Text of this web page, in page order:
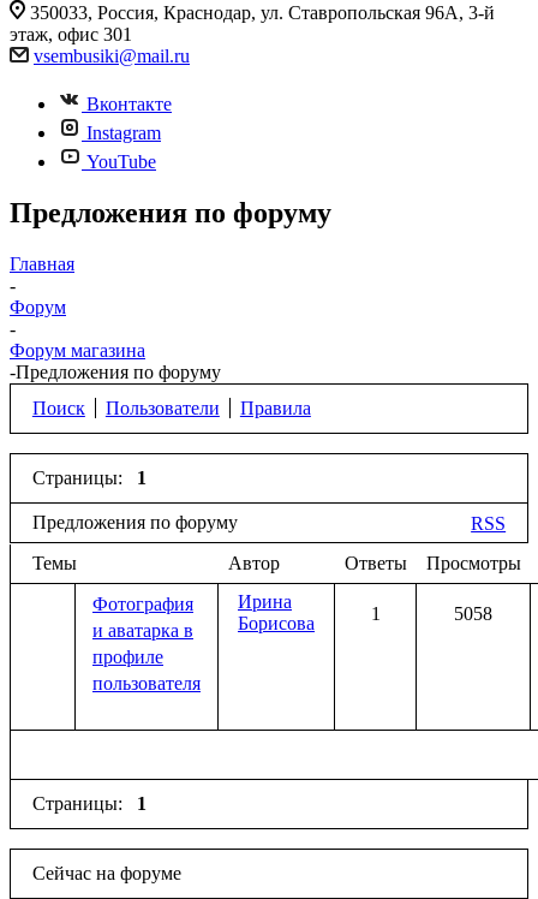
350033, Россия, Краснодар, ул. Ставропольская 96А, 3-й
этаж, офис 301
vsembusiki@mail.ru
Вконтакте
Instagram
YouTube
Предложения по форуму
Главная
-
Форум
-
Форум магазина
-Предложения по форуму
Поиск
Пользователи Правила
Страницы: 1
RSS
Предложения по форуму
Темы
Автор Ответы
Просмотры
Фотография
и аватарка в
профиле
пользователя
Ирина
Борисова
1 5058
Страницы: 1
Сейчас на форуме